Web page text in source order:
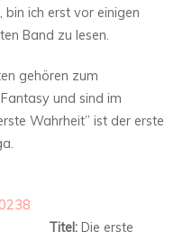
bin ich erst vor einigen
Band zu lesen.
gehören zum
und sind im
Wahrheit” ist der erste
Titel: Die erste